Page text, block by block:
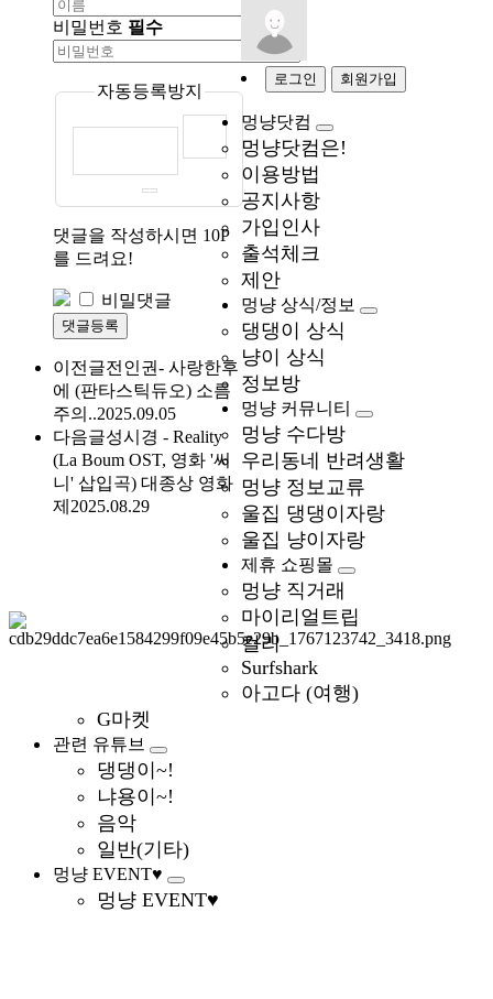
비밀번호 필수
자동등록방지
댓글을 작성하시면 10P
를 드려요!
비밀댓글
댓글등록
이전글전인권- 사랑한후
에 (판타스틱듀오) 소름
주의..2025.09.05
다음글성시경 - Reality
(La Boum OST, 영화 '써
니' 삽입곡) 대종상 영화
제 2025.08.29
로그인 회원가입
멍냥닷컴
멍냥닷컴은!
이용방법
공지사항
가입인사
출석체크
제안
멍냥 상식/정보
댕댕이 상식
냥이 상식
정보방
멍냥 커뮤니티
멍냥 수다방
우리동네 반려생활
멍냥 정보교류
울집 댕댕이자랑
울집 냥이자랑
제휴 쇼핑몰
멍냥 직거래
마이리얼트립
컬리
Surfshark
아고다 (여행)
G마켓
관련 유튜브
댕댕이~!
냐용이~!
음악
일반(기타)
멍냥 EVENT♥
멍냥 EVENT♥